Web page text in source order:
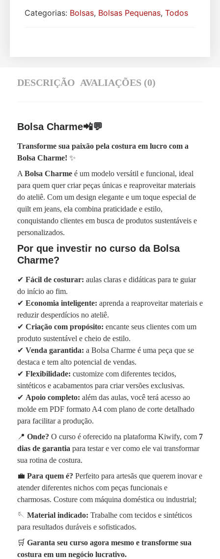
Categorias: Bolsas, Bolsas Pequenas, Todos
DESCRIÇÃO AVALIAÇÕES (0)
Bolsa Charme📲💬
Transforme sua paixão pela costura em lucro com a
Bolsa Charme! ✨
A Bolsa Charme é um modelo versátil e funcional, ideal
para quem quer criar peças únicas e reaproveitar materiais
do ateliê. Com um design elegante e um toque especial de
quilt em jeans, ela combina praticidade e estilo,
conquistando clientes em busca de produtos sustentáveis e
personalizados.
Por que investir no curso da Bolsa
Charme?
✔ Fácil de costurar: aulas claras e didáticas para te guiar
do início ao fim.
✔ Economia inteligente: aprenda a reaproveitar materiais e
reduzir desperdícios no ateliê.
✔ Criação com propósito: encante seus clientes com um
produto sustentável e cheio de estilo.
✔ Venda garantida: a Bolsa Charme é uma peça que se
destaca e tem alto potencial de vendas.
✔ Flexibilidade: customize com diferentes tecidos,
sintéticos e acabamentos para criar versões exclusivas.
✔ Apoio completo: além das aulas, você terá acesso ao
molde em PDF formato A4 com plano de corte detalhado
para facilitar a produção.
📍 Onde? O curso é oferecido na plataforma Kiwify, com 7
dias de garantia para testar e ver como ele vai transformar
sua rotina de costura.
💼 Para quem é? Perfeito para artesãs que querem inovar e
atender diferentes nichos com peças funcionais e
charmosas. Costure com máquina doméstica ou industrial;
🪡 Material indicado: Trabalhe com tecidos e sintéticos
para resultados duráveis e sofisticados.
🛒 Garanta seu curso agora mesmo e transforme sua
costura em um negócio lucrativo.